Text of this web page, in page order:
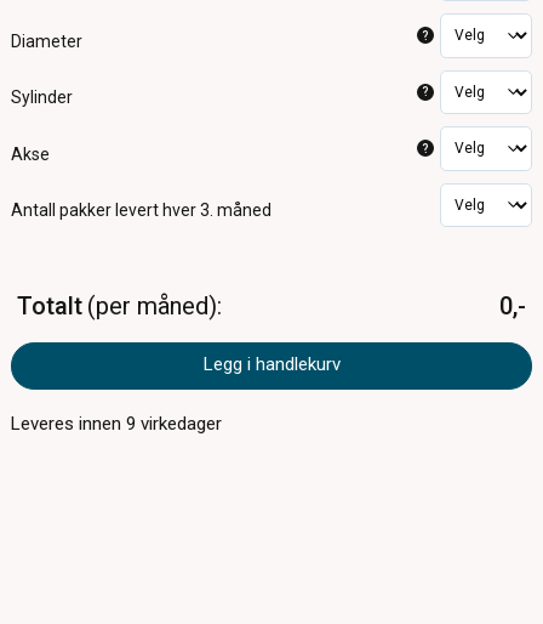
Diameter ?
Sylinder ?
Akse ?
Antall pakker levert hver 3. måned
Totalt per måned 0,-
Legg i handlekurv
Leveres innen9 virkedager